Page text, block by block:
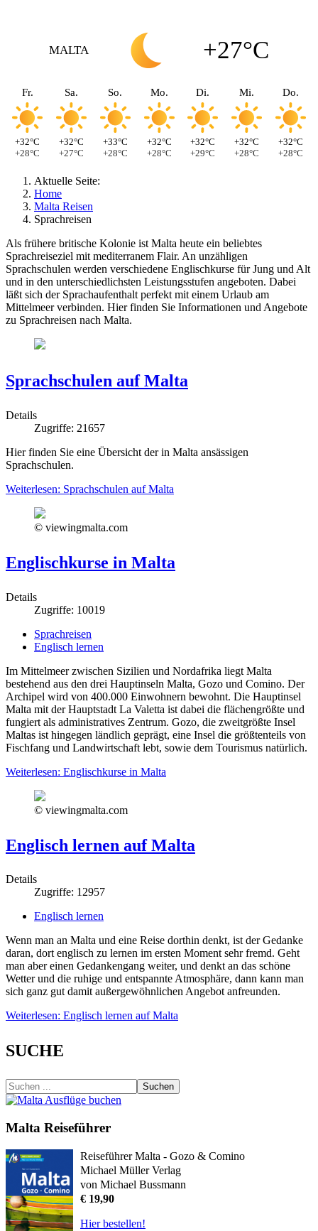
MALTA +27°C
Fr.
+32°C
+28°C
Sa.
+32°C
+27°C
So.
+33°C
+28°C
Mo.
+32°C
+28°C
Di.
+32°C
+29°C
Mi.
+32°C
+28°C
Do.
+32°C
+28°C
Aktuelle Seite:
Home
Malta Reisen
Sprachreisen
Als frühere britische Kolonie ist Malta heute ein beliebtes
Sprachreiseziel mit mediterranem Flair. An unzähligen
Sprachschulen werden verschiedene Englischkurse für Jung und Alt
und in den unterschiedlichsten Leistungsstufen angeboten. Dabei
läßt sich der Sprachaufenthalt perfekt mit einem Urlaub am
Mittelmeer verbinden. Hier finden Sie Informationen und Angebote
zu Sprachreisen nach Malta.
Sprachschulen auf Malta
Details
Zugriffe: 21657
Hier finden Sie eine Übersicht der in Malta ansässigen
Sprachschulen.
Weiterlesen: Sprachschulen auf Malta
© viewingmalta.com
Englischkurse in Malta
Details
Zugriffe: 10019
Sprachreisen
Englisch lernen
Im Mittelmeer zwischen Sizilien und Nordafrika liegt Malta
bestehend aus den drei Hauptinseln Malta, Gozo und Comino. Der
Archipel wird von 400.000 Einwohnern bewohnt. Die Hauptinsel
Malta mit der Hauptstadt La Valetta ist dabei die flächengrößte und
fungiert als administratives Zentrum. Gozo, die zweitgrößte Insel
Maltas ist hingegen ländlich geprägt, eine Insel die größtenteils von
Fischfang und Landwirtschaft lebt, sowie dem Tourismus natürlich.
Weiterlesen: Englischkurse in Malta
© viewingmalta.com
Englisch lernen auf Malta
Details
Zugriffe: 12957
Englisch lernen
Wenn man an Malta und eine Reise dorthin denkt, ist der Gedanke
daran, dort englisch zu lernen im ersten Moment sehr fremd. Geht
man aber einen Gedankengang weiter, und denkt an das schöne
Wetter und die ruhige und entspannte Atmosphäre, dann kann man
sich ganz gut damit außergewöhnlichen Angebot anfreunden.
Weiterlesen: Englisch lernen auf Malta
SUCHE
Suchen
Malta Reiseführer
Reiseführer Malta - Gozo & Comino
Michael Müller Verlag
von Michael Bussmann
€ 19,90
Hier bestellen!